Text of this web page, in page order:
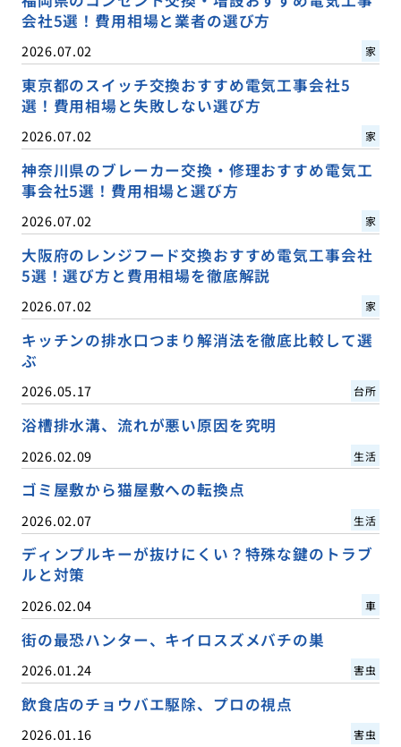
会社5選！費用相場と業者の選び方
2026.07.02 家
東京都のスイッチ交換おすすめ電気工事会社5
選！費用相場と失敗しない選び方
2026.07.02 家
神奈川県のブレーカー交換・修理おすすめ電気工
事会社5選！費用相場と選び方
2026.07.02 家
大阪府のレンジフード交換おすすめ電気工事会社
5選！選び方と費用相場を徹底解説
2026.07.02 家
キッチンの排水口つまり解消法を徹底比較して選
ぶ
2026.05.17 台所
浴槽排水溝、流れが悪い原因を究明
2026.02.09 生活
ゴミ屋敷から猫屋敷への転換点
2026.02.07 生活
ディンプルキーが抜けにくい？特殊な鍵のトラブ
ルと対策
2026.02.04 車
街の最恐ハンター、キイロスズメバチの巣
2026.01.24 害虫
飲食店のチョウバエ駆除、プロの視点
2026.01.16 害虫